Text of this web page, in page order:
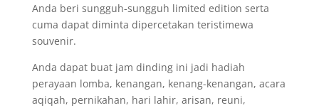
Anda beri sungguh-sungguh limited edition serta
cuma dapat diminta dipercetakan teristimewa
souvenir.
Anda dapat buat jam dinding ini jadi hadiah
perayaan lomba, kenangan, kenang-kenangan, acara
aqiqah, pernikahan, hari lahir, arisan, reuni,